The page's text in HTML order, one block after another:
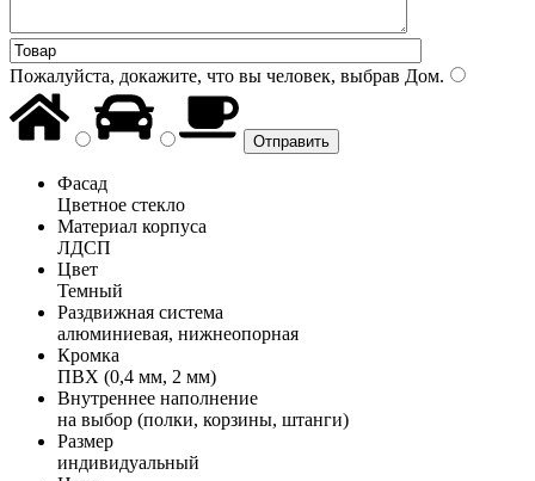
Пожалуйста, докажите, что вы человек, выбрав Дом.
Фасад
Цветное стекло
Материал корпуса
ЛДСП
Цвет
Темный
Раздвижная система
алюминиевая, нижнеопорная
Кромка
ПВХ (0,4 мм, 2 мм)
Внутреннее наполнение
на выбор (полки, корзины, штанги)
Размер
индивидуальный